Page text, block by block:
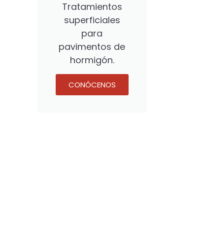
Tratamientos
superficiales
para
pavimentos de
hormigón.
CONÓCENOS